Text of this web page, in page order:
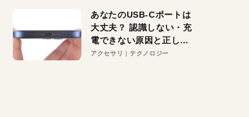
あなたのUSB-Cポートは
大丈夫？ 認識しない・充
電できない原因と正しい
対策
アクセサリ テクノロジー